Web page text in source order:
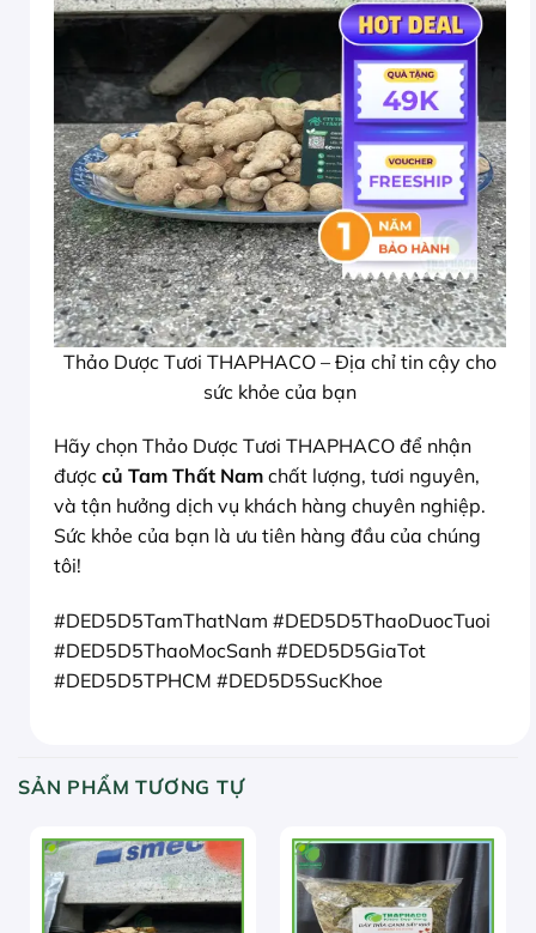
Thảo Dược Tươi THAPHACO – Địa chỉ tin cậy cho
sức khỏe của bạn
Hãy chọn Thảo Dược Tươi THAPHACO để nhận
được củ Tam Thất Nam chất lượng, tươi nguyên,
và tận hưởng dịch vụ khách hàng chuyên nghiệp.
Sức khỏe của bạn là ưu tiên hàng đầu của chúng
tôi!
#DED5D5TamThatNam #DED5D5ThaoDuocTuoi
#DED5D5ThaoMocSanh #DED5D5GiaTot
#DED5D5TPHCM #DED5D5SucKhoe
SẢN PHẨM TƯƠNG TỰ